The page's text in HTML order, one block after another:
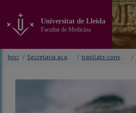
contingut
principal
Universitat de Lleida
Facultat de Medicina
Inici / Secretaria acadèmica / trasllats-convalidacions /